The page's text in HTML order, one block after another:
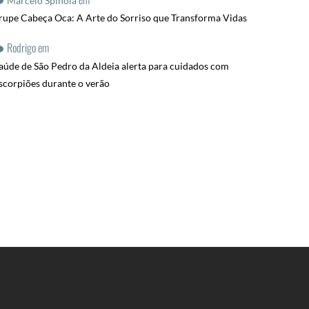
Cabeça Oca: A Arte do Sorriso que Transforma Vidas
Rodrigoem
de São Pedro da Aldeia alerta para cuidados com
durante o verão